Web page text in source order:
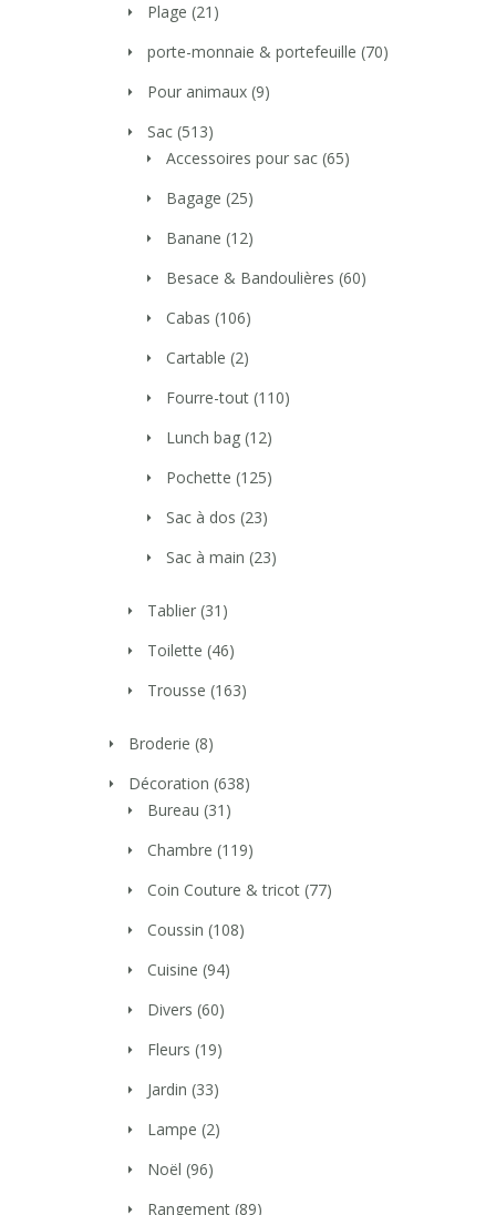
Plage (21)
porte-monnaie & portefeuille (70)
Pour animaux (9)
Sac (513)
Accessoires pour sac (65)
Bagage (25)
Banane (12)
Besace & Bandoulières (60)
Cabas (106)
Cartable (2)
Fourre-tout (110)
Lunch bag (12)
Pochette (125)
Sac à dos (23)
Sac à main (23)
Tablier (31)
Toilette (46)
Trousse (163)
Broderie (8)
Décoration (638)
Bureau (31)
Chambre (119)
Coin Couture & tricot (77)
Coussin (108)
Cuisine (94)
Divers (60)
Fleurs (19)
Jardin (33)
Lampe (2)
Noël (96)
Rangement (89)